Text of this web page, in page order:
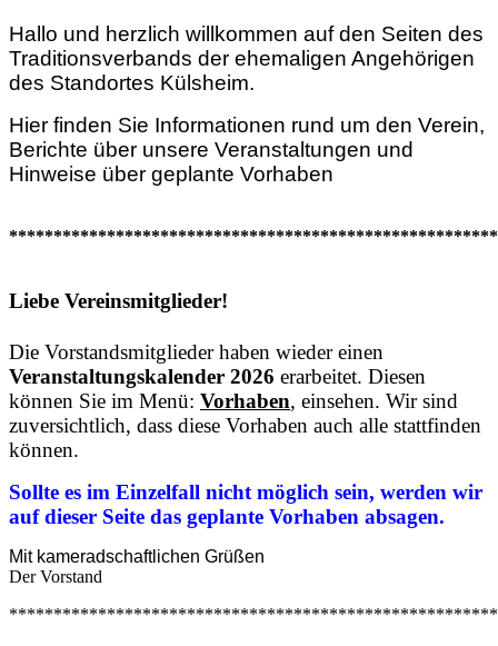
Hallo und herzlich willkommen auf den Seiten des
Traditionsverbands der ehemaligen Angehörigen
des Standortes Külsheim.
Hier finden Sie Informationen rund um den Verein,
Berichte über unsere Veranstaltungen und
Hinweise über geplante Vorhaben
Liebe Vereinsmitglieder!
Die Vorstandsmitglieder haben wieder einen
Veranstaltungskalender 2026 erarbeitet. Diesen
können Sie im Menü: Vorhaben, einsehen. Wir sind
zuversichtlich, dass diese Vorhaben auch alle stattfinden
können.
Sollte es im Einzelfall nicht möglich sein, werden wir
auf dieser Seite das geplante Vorhaben absagen.
Mit kameradschaftlichen Grüßen
Der Vorstand